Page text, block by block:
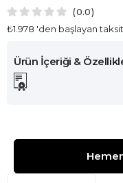
0.0
₺1.978 'den başlayan